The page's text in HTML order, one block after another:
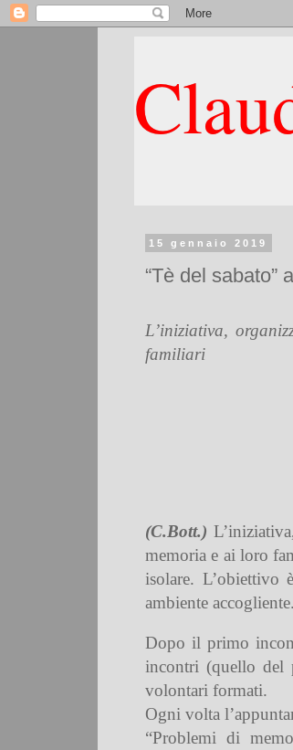
15 gennaio 2019
“Tè del sabato”
L’iniziativa,
familiari
(C.Bott.)
memoria e ai loro
isolare. L’obiettivo
ambiente accogliente.
Dopo il primo
incontri (quello del
volontari formati.
Ogni volta
“Problemi di